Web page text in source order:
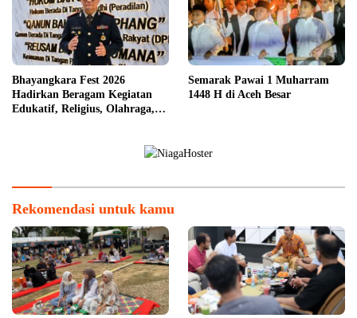
Bhayangkara Fest 2026
Hadirkan Beragam Kegiatan
Edukatif, Religius, Olahraga,
Semarak Pawai 1 Muharram
1448 H di Aceh Besar
Rekomendasi untuk kamu